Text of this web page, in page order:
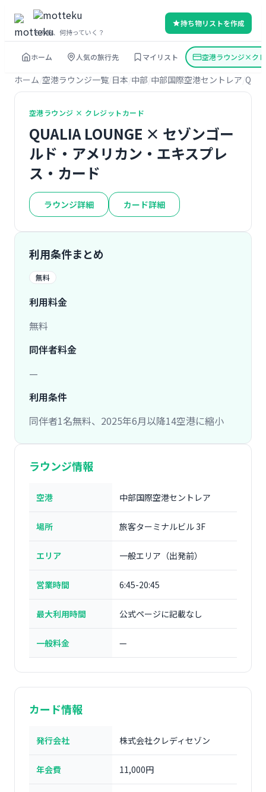
その旅、何持っていく？
持ち物リストを作成
ホーム 人気の旅行先 マイリスト 空港ラウンジ×ク
ホーム 空港ラウンジ一覧 日本 中部 中部国際空港セントレア
空港ラウンジ × クレジットカード
QUALIA LOUNGE × セゾンゴー
ルド・アメリカン・エキスプレ
ス・カード
ラウンジ詳細 カード詳細
利用条件まとめ
無料
利用料金
無料
同伴者料金
—
利用条件
同伴者1名無料、2025年6月以降14空港に縮小
ラウンジ情報
空港 中部国際空港セントレア
場所 旅客ターミナルビル 3F
エリア 一般エリア（出発前）
営業時間 6:45-20:45
最大利用時間 公式ページに記載なし
一般料金 —
カード情報
発行会社 株式会社クレディセゾン
年会費 11,000円